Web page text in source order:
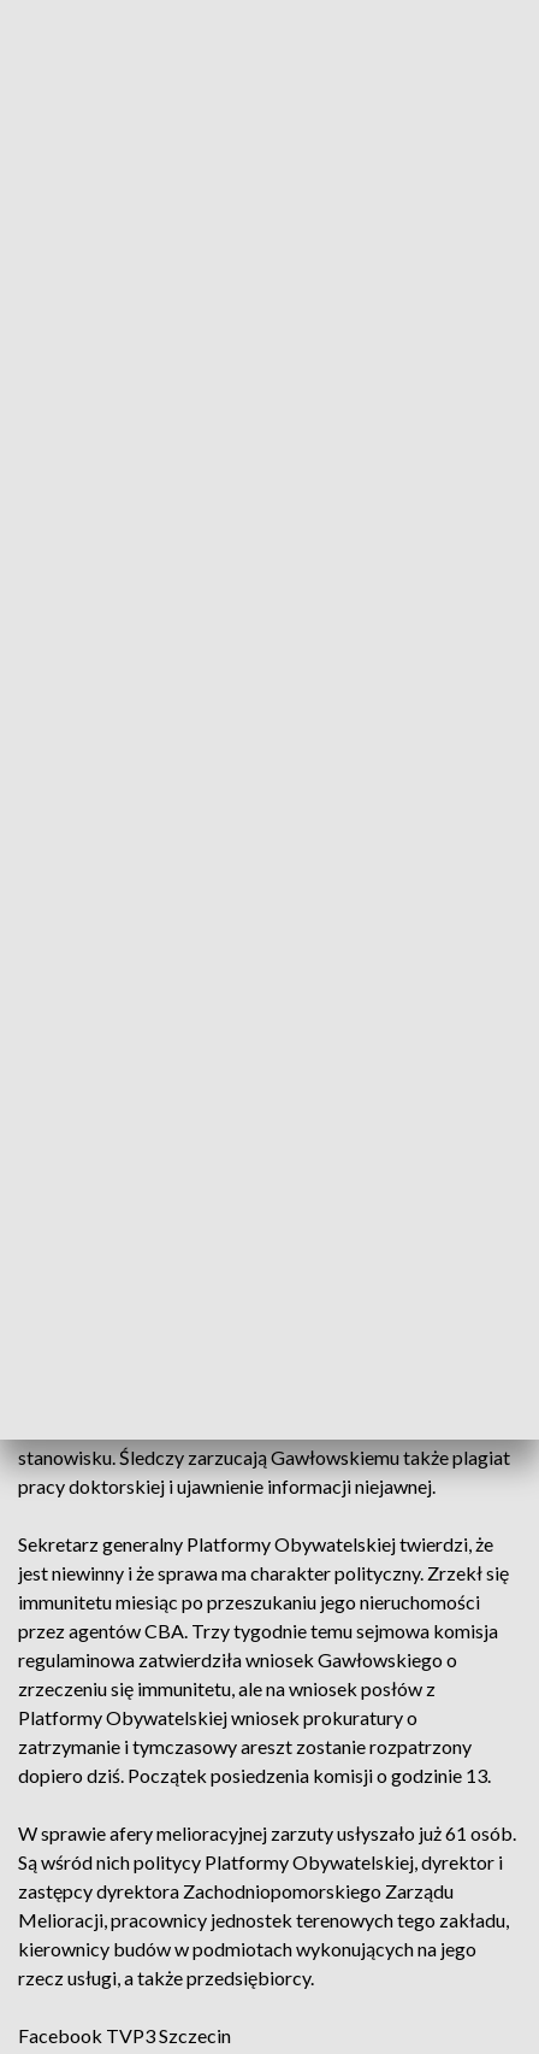
stanowisku. Śledczy zarzucają Gawłowskiemu także plagiat
pracy doktorskiej i ujawnienie informacji niejawnej.
Sekretarz generalny Platformy Obywatelskiej twierdzi, że
jest niewinny i że sprawa ma charakter polityczny. Zrzekł się
immunitetu miesiąc po przeszukaniu jego nieruchomości
przez agentów CBA. Trzy tygodnie temu sejmowa komisja
regulaminowa zatwierdziła wniosek Gawłowskiego o
zrzeczeniu się immunitetu, ale na wniosek posłów z
Platformy Obywatelskiej wniosek prokuratury o
zatrzymanie i tymczasowy areszt zostanie rozpatrzony
dopiero dziś. Początek posiedzenia komisji o godzinie 13.
W sprawie afery melioracyjnej zarzuty usłyszało już 61 osób.
Są wśród nich politycy Platformy Obywatelskiej, dyrektor i
zastępcy dyrektora Zachodniopomorskiego Zarządu
Melioracji, pracownicy jednostek terenowych tego zakładu,
kierownicy budów w podmiotach wykonujących na jego
rzecz usługi, a także przedsiębiorcy.
Facebook TVP3 Szczecin